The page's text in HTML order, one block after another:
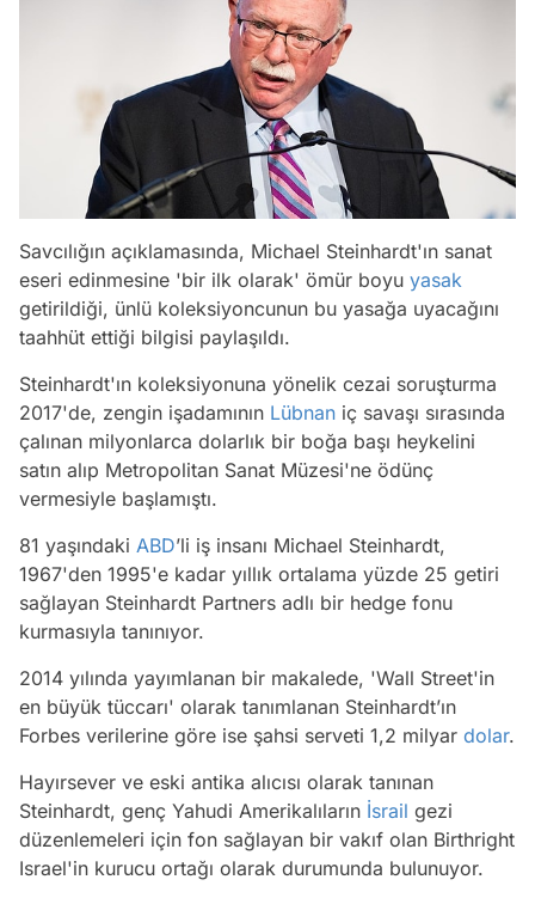
Savcılığın açıklamasında, Michael Steinhardt'ın sanat
eseri edinmesine 'bir ilk olarak' ömür boyu yasak
getirildiği, ünlü koleksiyoncunun bu yasağa uyacağını
taahhüt ettiği bilgisi paylaşıldı.
Steinhardt'ın koleksiyonuna yönelik cezai soruşturma
2017'de, zengin işadamının Lübnan iç savaşı sırasında
çalınan milyonlarca dolarlık bir boğa başı heykelini
satın alıp Metropolitan Sanat Müzesi'ne ödünç
vermesiyle başlamıştı.
81 yaşındaki ABD’li iş insanı Michael Steinhardt,
1967'den 1995'e kadar yıllık ortalama yüzde 25 getiri
sağlayan Steinhardt Partners adlı bir hedge fonu
kurmasıyla tanınıyor.
2014 yılında yayımlanan bir makalede, 'Wall Street'in
en büyük tüccarı' olarak tanımlanan Steinhardt’ın
Forbes verilerine göre ise şahsi serveti 1,2 milyar dolar.
Hayırsever ve eski antika alıcısı olarak tanınan
Steinhardt, genç Yahudi Amerikalıların İsrail gezi
düzenlemeleri için fon sağlayan bir vakıf olan Birthright
Israel'in kurucu ortağı olarak durumunda bulunuyor.